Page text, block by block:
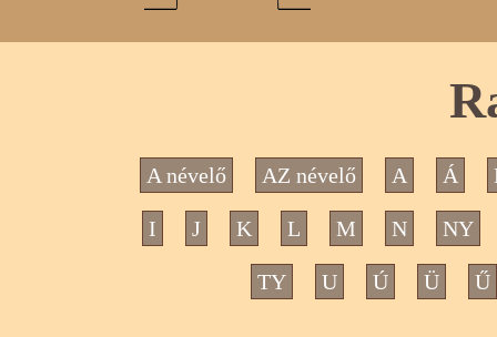
A névelő AZ névelő A Á
I J K L M N NY
TY U Ú Ü Ű